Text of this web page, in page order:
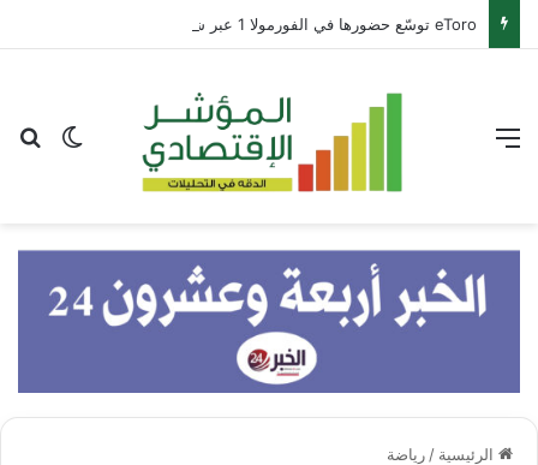
eToro توسّع حضورها في الفورمولا 1 عبر شراكة مع بيير غاسلي
الوضع
الرئيسية / رياضة